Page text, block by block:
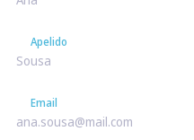
Apelido
Apelido
Email
Email